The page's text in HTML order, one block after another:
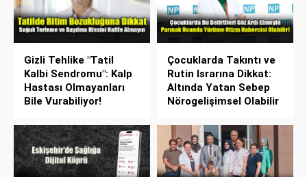
Gizli Tehlike "Tatil
Kalbi Sendromu": Kalp
Hastası Olmayanları
Bile Vurabiliyor!
Çocuklarda Takıntı ve
Rutin Israrına Dikkat:
Altında Yatan Sebep
Nörogelişimsel Olabilir